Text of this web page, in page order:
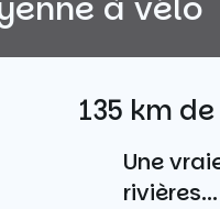
135 km
Une
rivières...